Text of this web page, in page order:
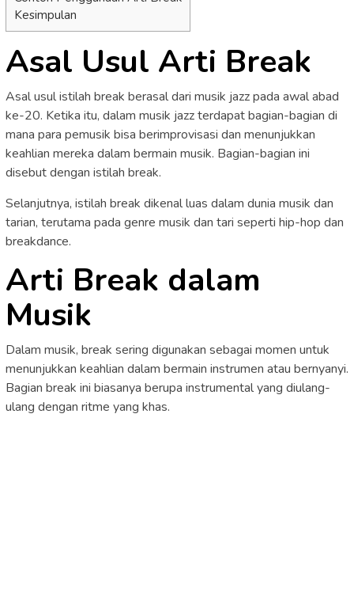
Kesimpulan
Asal Usul Arti Break
Asal usul istilah break berasal dari musik jazz pada awal abad
ke-20. Ketika itu, dalam musik jazz terdapat bagian-bagian di
mana para pemusik bisa berimprovisasi dan menunjukkan
keahlian mereka dalam bermain musik. Bagian-bagian ini
disebut dengan istilah break.
Selanjutnya, istilah break dikenal luas dalam dunia musik dan
tarian, terutama pada genre musik dan tari seperti hip-hop dan
breakdance.
Arti Break dalam
Musik
Dalam musik, break sering digunakan sebagai momen untuk
menunjukkan keahlian dalam bermain instrumen atau bernyanyi.
Bagian break ini biasanya berupa instrumental yang diulang-
ulang dengan ritme yang khas.